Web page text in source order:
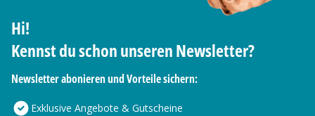
Hi!
Kennst du schon unseren Newsletter?
Newsletter abonieren und Vorteile sichern:
Exklusive Angebote & Gutscheine